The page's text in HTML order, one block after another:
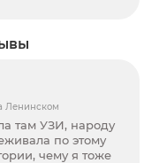
на ул. Пулковская, д.
за поиск адреса
Молодцы! Все
и качественное